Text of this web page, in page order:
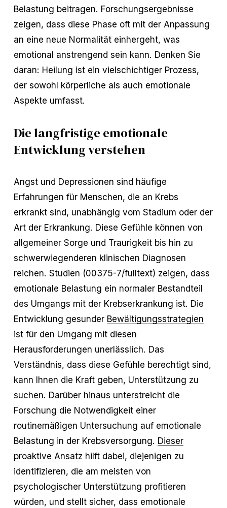
Belastung beitragen. Forschungsergebnisse
zeigen, dass diese Phase oft mit der Anpassung
an eine neue Normalität einhergeht, was
emotional anstrengend sein kann. Denken Sie
daran: Heilung ist ein vielschichtiger Prozess,
der sowohl körperliche als auch emotionale
Aspekte umfasst.
Die langfristige emotionale
Entwicklung verstehen
Angst und Depressionen sind häufige
Erfahrungen für Menschen, die an Krebs
erkrankt sind, unabhängig vom Stadium oder der
Art der Erkrankung. Diese Gefühle können von
allgemeiner Sorge und Traurigkeit bis hin zu
schwerwiegenderen klinischen Diagnosen
reichen. Studien (00375-7/fulltext) zeigen, dass
emotionale Belastung ein normaler Bestandteil
des Umgangs mit der Krebserkrankung ist. Die
Entwicklung gesunder Bewältigungsstrategien
ist für den Umgang mit diesen
Herausforderungen unerlässlich. Das
Verständnis, dass diese Gefühle berechtigt sind,
kann Ihnen die Kraft geben, Unterstützung zu
suchen. Darüber hinaus unterstreicht die
Forschung die Notwendigkeit einer
routinemäßigen Untersuchung auf emotionale
Belastung in der Krebsversorgung. Dieser
proaktive Ansatz hilft dabei, diejenigen zu
identifizieren, die am meisten von
psychologischer Unterstützung profitieren
würden, und stellt sicher, dass emotionale